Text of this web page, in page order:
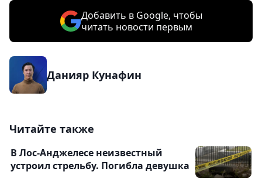
Добавить в Google, чтобы
читать новости первым
Данияр Кунафин
Читайте также
В Лос-Анджелесе неизвестный
устроил стрельбу. Погибла девушка